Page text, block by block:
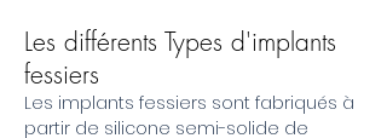
Les différents Types d'implants
fessiers
Les implants fessiers sont fabriqués à
partir de silicone semi-solide de